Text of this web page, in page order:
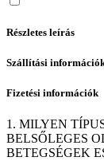
Részletes leírás
Szállítási
Fizetési információk
1. MILYEN
BELSŐLEGES
BETEGSÉGEK